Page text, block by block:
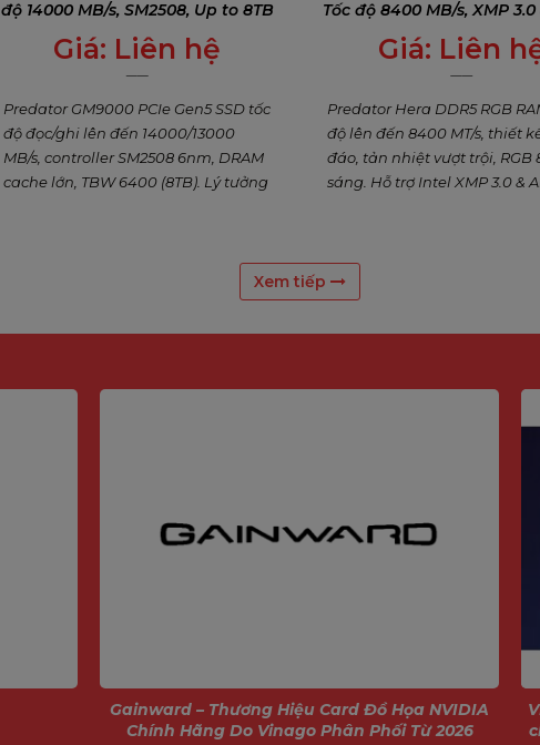
độ 14000 MB/s, SM2508, Up to 8TB
Giá: Liên hệ
0₫
Predator GM9000 PCIe Gen5 SSD tốc
độ đọc/ghi lên đến 14000/13000
MB/s, controller SM2508 6nm, DRAM
cache lớn, TBW 6400 (8TB). Lý tưởng
Tốc độ 8400 MB/s, XMP 3.0
Giá: Liên
0₫
Predator Hera DDR5 RGB
độ lên đến 8400 MT/s, thiết
đáo, tản nhiệt vượt trội, RGB
sáng. Hỗ trợ Intel XMP 3.0 &
Xem tiếp
Gainward – Thương Hiệu Card Đồ Họa NVIDIA
Chính Hãng Do Vinago Phân Phối Từ 2026